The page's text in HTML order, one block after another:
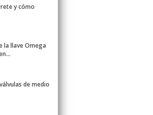
y cómo
la llave Omega
de medio